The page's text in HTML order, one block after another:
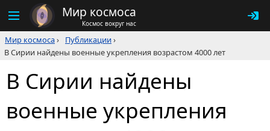
Мир космоса
Космос вокруг нас
Мир космоса› Публикации›
В Сирии найдены военные укрепления возрастом 4000 лет
В Сирии найдены
военные укрепления